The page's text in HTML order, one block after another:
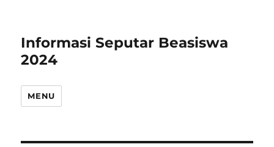
Informasi Seputar Beasiswa
2024
MENU